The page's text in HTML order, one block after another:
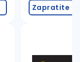
Zapratite